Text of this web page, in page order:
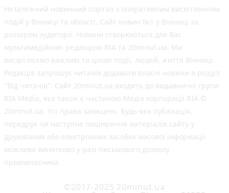
Незалежний новинний портал з оперативним висвітленням
подій у Вінниці та області. Сайт новин №1 у Вінниці за
розміром аудиторії. Новини створюються для Вас
мультимедійною редакцією RIA та 20minut.ua. Ми
висвітлюємо важливі та цікаві події, людей, життя Вінниці.
Редакція запрошує читачів додавати власні новини в розділ
"Від читачів". Сайт 20minut.ua входить до видавничої групи
RIA Media, яка також є частиною Медіа корпорації RIA ©
20minut.ua. Усі права захищені. Будь-яка публiкацiя,
передрук чи наступне поширення матеріалів сайту у
друкованих або електронних засобах масової інформації
можлива винятково у разі письмового дозволу
правовласника.
©2017-2025 20minut.ua